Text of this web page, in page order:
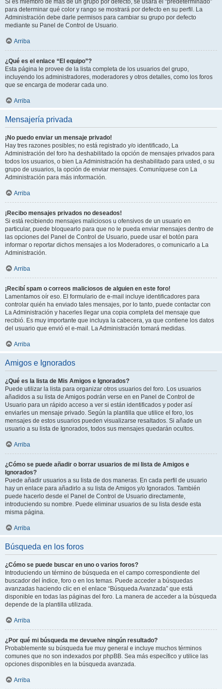
Si es miembro de más de un grupo por defecto, se usará el “predeterminado”
para determinar qué color y rango se mostrará por defecto en su perfil. La
Administración debe darle permisos para cambiar su grupo por defecto
mediante su Panel de Control de Usuario.
Arriba
¿Qué es el enlace “El equipo”?
Esta página le provee de la lista completa de los usuarios del grupo,
incluyendo los administradores, moderadores y otros detalles, como los foros
que se encarga de moderar cada uno.
Arriba
Mensajería privada
¡No puedo enviar un mensaje privado!
Hay tres razones posibles; no está registrado y/o identificado, La
Administración del foro ha deshabilitado la opción de mensajes privados para
todos los usuarios, o bien La Administración ha deshabilitado para usted, o su
grupo de usuarios, la opción de enviar mensajes. Comuníquese con La
Administración para más información.
Arriba
¡Recibo mensajes privados no deseados!
Si está recibiendo mensajes maliciosos u ofensivos de un usuario en
particular, puede bloquearlo para que no le pueda enviar mensajes dentro de
las opciones del Panel de Control de Usuario, puede usar el botón para
informar o reportar dichos mensajes a los Moderadores, o comunicarlo a La
Administración.
Arriba
¡Recibí spam o correos maliciosos de alguien en este foro!
Lamentamos oír eso. El formulario de e-mail incluye identificadores para
controlar quién ha enviado tales mensajes, por lo tanto, puede contactar con
La Administración y hacerles llegar una copia completa del mensaje que
recibió. Es muy importante que incluya la cabecera, ya que contiene los datos
del usuario que envió el e-mail. La Administración tomará medidas.
Arriba
Amigos e Ignorados
¿Qué es la lista de Mis Amigos e Ignorados?
Puede utilizar la lista para organizar otros usuarios del foro. Los usuarios
añadidos a su lista de Amigos podrán verse en en Panel de Control de
Usuario para un rápido acceso a ver si están identificados y poder así
enviarles un mensaje privado. Según la plantilla que utilice el foro, los
mensajes de estos usuarios pueden visualizarse resaltados. Si añade un
usuario a su lista de Ignorados, todos sus mensajes quedarán ocultos.
Arriba
¿Cómo se puede añadir o borrar usuarios de mi lista de Amigos e
Ignorados?
Puede añadir usuarios a su lista de dos maneras. En cada perfil de usuario
hay un enlace para añadirlo a su lista de Amigos y/o Ignorados. También
puede hacerlo desde el Panel de Control de Usuario directamente,
introduciendo su nombre. Puede eliminar usuarios de su lista desde esta
misma página.
Arriba
Búsqueda en los foros
¿Cómo se puede buscar en uno o varios foros?
Introduciendo un término de búsqueda en el campo correspondiente del
buscador del índice, foro o en los temas. Puede acceder a búsquedas
avanzadas haciendo clic en el enlace “Búsqueda Avanzada” que está
disponible en todas las páginas del foro. La manera de acceder a la búsqueda
depende de la plantilla utilizada.
Arriba
¿Por qué mi búsqueda me devuelve ningún resultado?
Probablemente su búsqueda fue muy general e incluye muchos términos
comunes que no son indexados por phpBB. Sea más específico y utilice las
opciones disponibles en la búsqueda avanzada.
Arriba